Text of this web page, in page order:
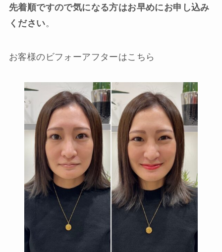
先着順ですので気になる方はお早めにお申し込み
ください。
お客様のビフォーアフターはこちら